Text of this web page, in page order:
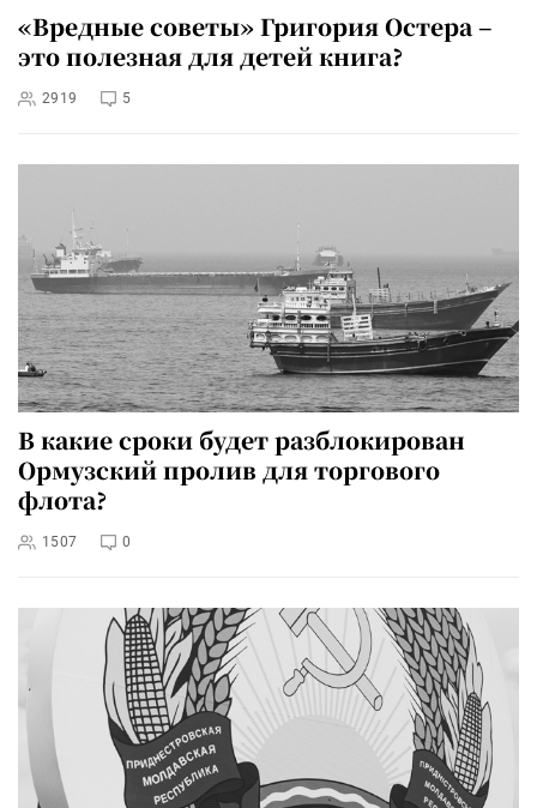
«Вредные советы» Григория Остера –
это полезная для детей книга?
2919 5
В какие сроки будет разблокирован
Ормузский пролив для торгового
флота?
1507 0